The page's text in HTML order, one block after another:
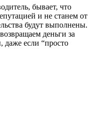
бывает, что
и не станем от
будут выполнены.
деньги за
даже если “просто